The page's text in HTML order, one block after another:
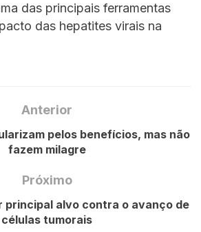
das principais ferramentas
das hepatites virais na
Anterior
pelos benefícios, mas não
fazem milagre
Próximo
principal alvo contra o avanço de
células tumorais